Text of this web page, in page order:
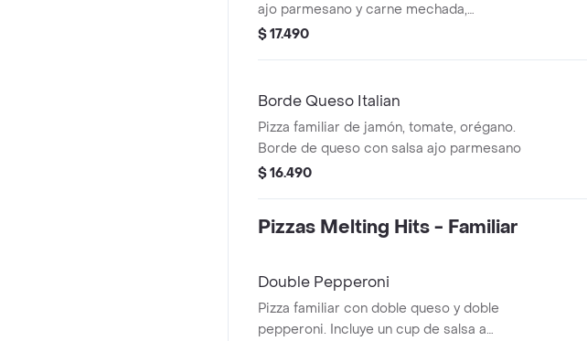
ajo parmesano y carne mechada,
pepperoni, cebolla morada, salsa bbq.
$ 17.490
Borde Queso Italian
Pizza familiar de jamón, tomate, orégano.
Borde de queso con salsa ajo parmesano
$ 16.490
Pizzas Melting Hits - Familiar
Double Pepperoni
Pizza familiar con doble queso y doble
pepperoni. Incluye un cup de salsa a